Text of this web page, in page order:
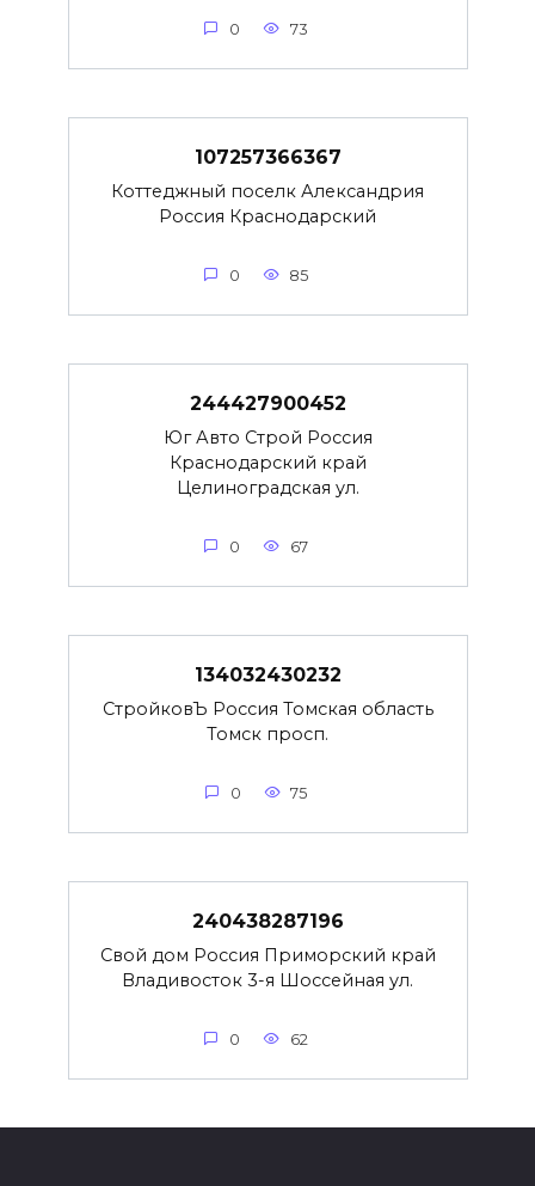
0 73
107257366367
Коттеджный поселк Александрия
Россия Краснодарский
0 85
244427900452
Юг Авто Строй Россия
Краснодарский край
Целиноградская ул.
0 67
134032430232
СтройковЪ Россия Томская область
Томск просп.
0 75
240438287196
Свой дом Россия Приморский край
Владивосток 3-я Шоссейная ул.
0 62